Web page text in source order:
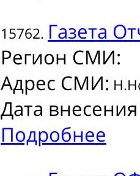
15762. Газета
Регион СМИ:
Адрес СМИ:
Дата
Подробнее